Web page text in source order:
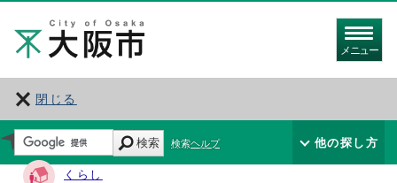
メニュー
閉じる
サイト・ナビ
くらし
検索 検索ヘルプ 他の探し方